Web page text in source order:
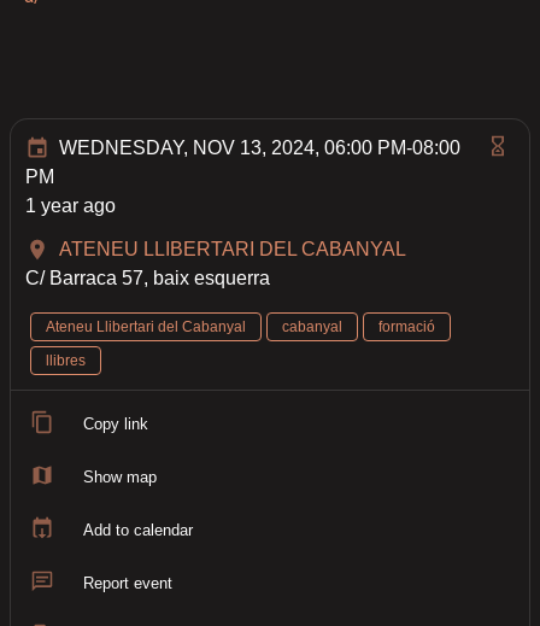
WEDNESDAY, NOV 13, 2024, 06:00 PM-08:00
PM
1 year ago
ATENEU LLIBERTARI DEL CABANYAL
C/ Barraca 57, baix esquerra
Ateneu Llibertari del Cabanyal cabanyal
formació
llibres
Copy link
Show map
Add to calendar
Report event